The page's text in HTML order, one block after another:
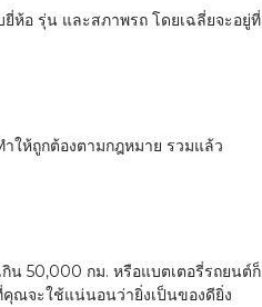
ห้อ รุ่น และสภาพรถ โดยเฉลี่ยจะอยู่ที่
ำให้ถูกต้องตามกฎหมาย รวมแล้ว
น 50,000 กม. หรือแบตเตอรี่รถยนต์ก็
คุณจะใช้แน่นอนว่ายิ่งเป็นของดียิ่ง